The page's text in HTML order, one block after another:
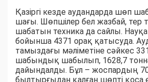
Қазіргі кезде аудандарда шөп
шағы. Шөпшілер бел жазбай, тер
шабатын техника да сайлы.
бойынша 4371 орақ қатысуда.
тамыздағы мәліметіне сәйкес
шабындық шабылып, 1628,7
дайындалды. Бұл – жоспардың
былтырғыдан қалған шөпті қоса